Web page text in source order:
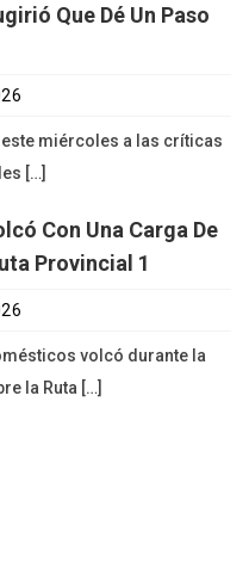
Que Dé Un Paso
miércoles a las críticas
[…]
Con Una Carga De
Provincial 1
volcó durante la
la Ruta […]